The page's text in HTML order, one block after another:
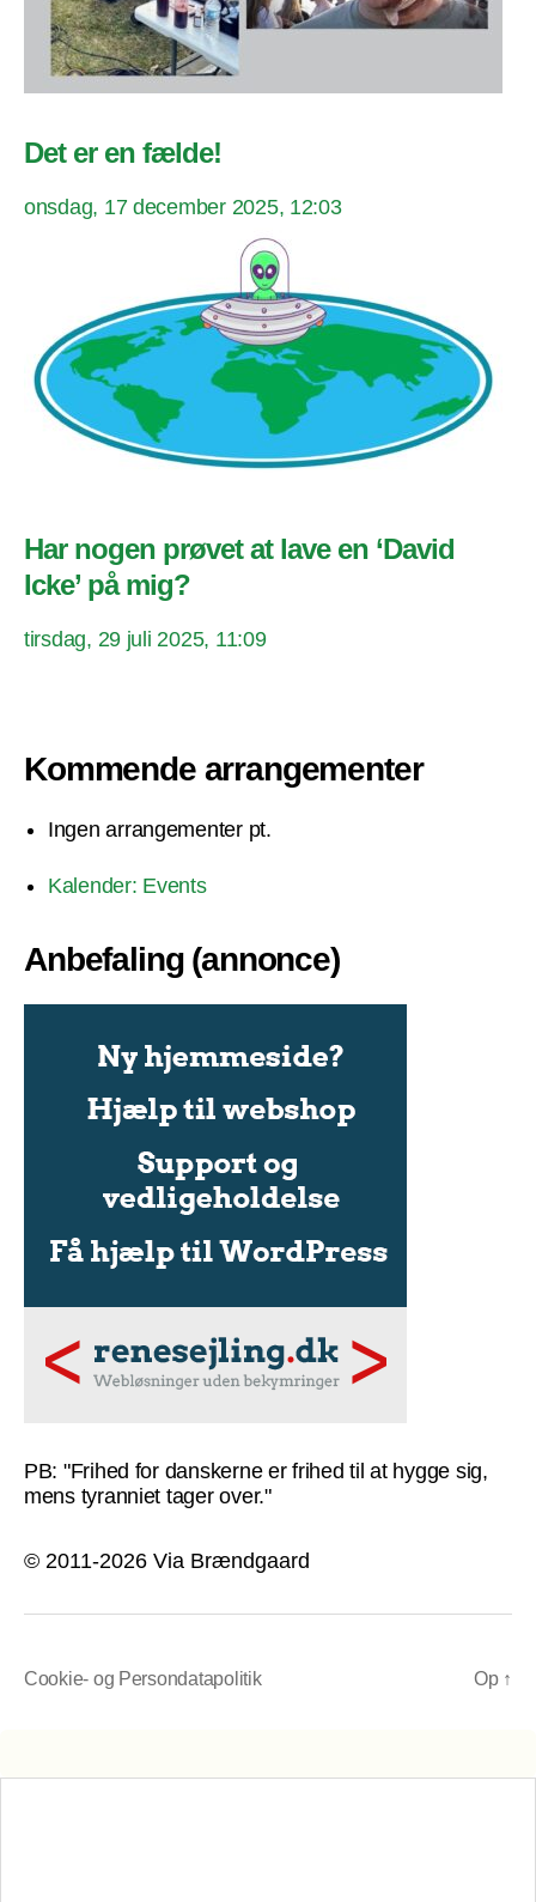
Det er en fælde!
onsdag, 17 december 2025, 12:03
Har nogen prøvet at lave en ‘David
Icke’ på mig?
tirsdag, 29 juli 2025, 11:09
Kommende arrangementer
Ingen arrangementer pt.
Kalender: Events
Anbefaling (annonce)
PB: "Frihed for danskerne er frihed til at hygge sig,
mens tyranniet tager over."
© 2011-2026 Via Brændgaard
Cookie- og Persondatapolitik Op ↑